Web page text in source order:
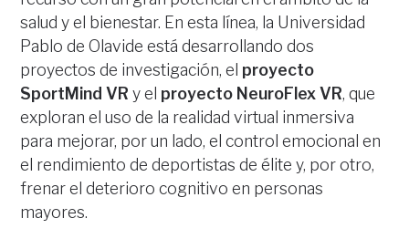
salud y el bienestar. En esta línea, la Universidad
Pablo de Olavide está desarrollando dos
proyectos de investigación, el proyecto
SportMind VR y el proyecto NeuroFlex VR, que
exploran el uso de la realidad virtual inmersiva
para mejorar, por un lado, el control emocional en
el rendimiento de deportistas de élite y, por otro,
frenar el deterioro cognitivo en personas
mayores.